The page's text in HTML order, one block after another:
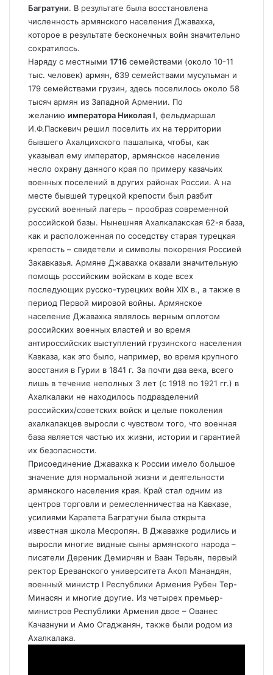
Багратуни. В результате была восстановлена
численность армянского населения Джавахка,
которое в результате бесконечных войн значительно
сократилось.
Наряду с местными 1716 семействами (около 10-11
тыс. человек) армян, 639 семействами мусульман и
179 семействами грузин, здесь поселилось около 58
тысяч армян из Западной Армении. По
желанию императора Николая I, фельдмаршал
И.Ф.Паскевич решил поселить их на территории
бывшего Ахалцихского пашалыка, чтобы, как
указывал ему император, армянское население
несло охрану данного края по примеру казачьих
военных поселений в других районах России. А на
месте бывшей турецкой крепости был разбит
русский военный лагерь – прообраз современной
российской базы. Нынешняя Ахалкалакская 62-я база,
как и расположенная по соседству старая турецкая
крепость – свидетели и символы покорения Россией
Закавказья. Армяне Джавахка оказали значительную
помощь российским войскам в ходе всех
последующих русско-турецких войн XIX в., а также в
период Первой мировой войны. Армянское
население Джавахка являлось верным оплотом
российских военных властей и во время
антироссийских выступлений грузинского населения
Кавказа, как это было, например, во время крупного
восстания в Гурии в 1841 г. За почти два века, всего
лишь в течение неполных 3 лет (с 1918 по 1921 гг.) в
Ахалкалаки не находилось подразделений
российских/советских войск и целые поколения
ахалкалакцев выросли с чувством того, что военная
база является частью их жизни, истории и гарантией
их безопасности.
Присоединение Джавахка к России имело большое
значение для нормальной жизни и деятельности
армянского населения края. Край стал одним из
центров торговли и ремесленничества на Кавказе,
усилиями Карапета Багратуни была открыта
известная школа Месропян. В Джавахке родились и
выросли многие видные сыны армянского народа –
писатели Дереник Демирчян и Ваан Терьян, первый
ректор Ереванского университета Акоп Манандян,
военный министр I Республики Армения Рубен Тер-
Минасян и многие другие. Из четырех премьер-
министров Республики Армения двое – Ованес
Качазнуни и Амо Огаджанян, также были родом из
Ахалкалака.